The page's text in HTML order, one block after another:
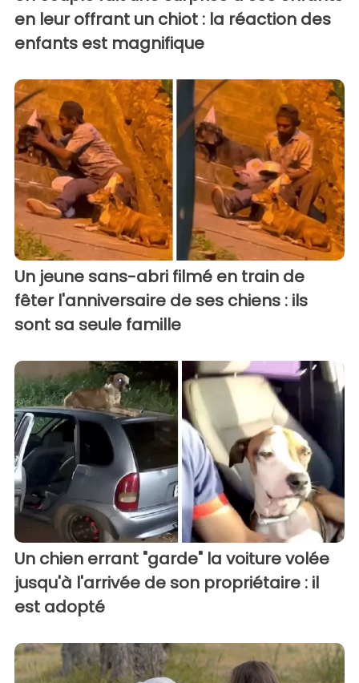
en leur offrant un chiot : la réaction des
enfants est magnifique
Un jeune sans-abri filmé en train de
fêter l'anniversaire de ses chiens : ils
sont sa seule famille
Un chien errant "garde" la voiture volée
jusqu'à l'arrivée de son propriétaire : il
est adopté